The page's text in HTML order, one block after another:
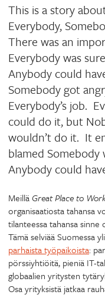
This is a story
Everybody,
There was an
Everybody was
Anybody could
Somebody got
Everybody’s job.
could do it, but
wouldn’t do it. It
blamed
Anybody could
MeilläGreat Place to
organisaatiosta tahansa
tilanteessa tahansa
Tämä selviää Suomessa
parhaista työpaikoista:
pörssiyhtiöitä, pieniä IT-
globaalien yritysten
Osa yrityksistä jatkaa